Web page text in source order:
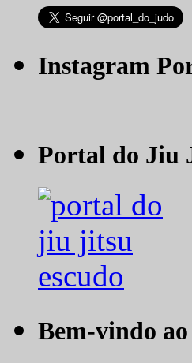
Instagram
Portal do Jiu
Bem-vindo